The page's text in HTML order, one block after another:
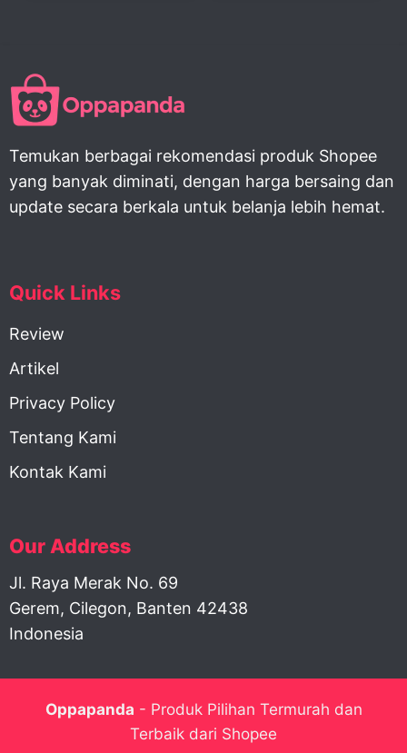
Temukan berbagai rekomendasi produk Shopee
yang banyak diminati, dengan harga bersaing dan
update secara berkala untuk belanja lebih hemat.
Quick Links
Review
Artikel
Privacy Policy
Tentang Kami
Kontak Kami
Our Address
Jl. Raya Merak No. 69
Gerem, Cilegon, Banten 42438
Indonesia
Oppapanda - Produk Pilihan Termurah dan
Terbaik dari Shopee